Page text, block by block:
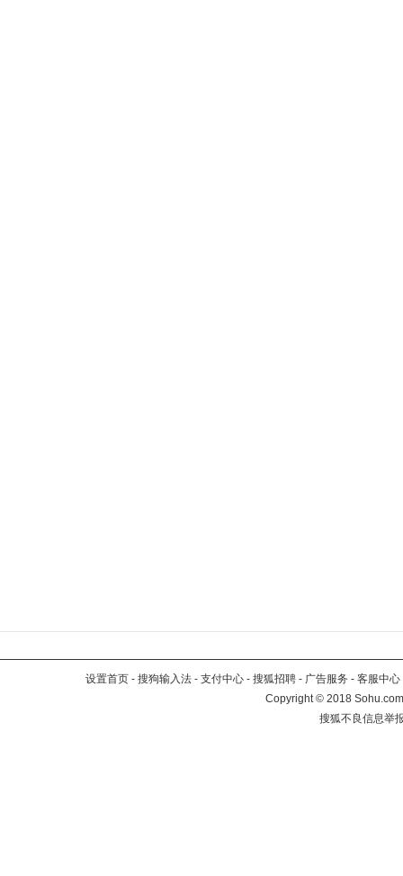
设置首页 - 搜狗输入法 - 支付中心 - 搜狐招聘 - 广告服务 - 客服中心
Copyright©2018
搜狐不良信息举